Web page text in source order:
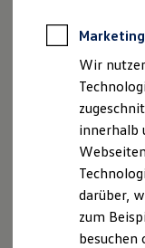
Elektromobilität
Elektroautos
ID.
Reichweite
Laden
Der ID.7 GTX
dem Stand heraus.
für eine
Progressivlenkung
Lenkunterstützung
Mit der optionalen
können Sie das
– wählen Sie
Individual oder
Marketing
Wir
innerhalb
darüber,
zum
besuchen